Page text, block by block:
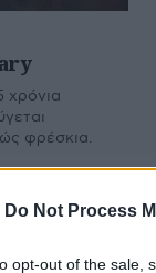
Do Not Process
opt-out of the sale,
χρόνια
φρέσκια.